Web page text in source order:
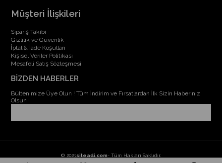
Müşteri İlişkileri
Sipariş Takibi
Gizlilik ve Güvenlik
İptal & İade Koşulları
Kişisel Veriler Politikası
Mesafeli Satış Sözleşmesi
BİZDEN HABERLER
Bültenimize Üye Olun ! Tüm İndirim ve Fırsatlardan İlk Sizin Haberiniz
Olsun !
© 2023siteadi.com- Tüm Hakları Saklıdır.